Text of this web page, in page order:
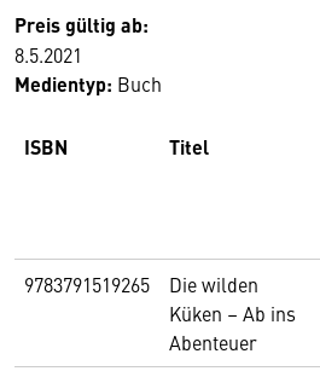
Preis gültig ab:
8.5.2021
Medientyp: Buch
ISBN Titel
9783791519265
Die wilden
Küken – Ab ins
Abenteuer